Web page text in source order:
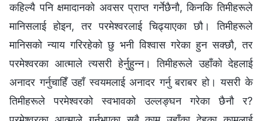
कहिल्यै पनि क्षमादानको अवसर प्राप्‍त गर्नेछैनौ, किनकि तिमीहरूले
मानिसलाई होइन, तर परमेश्‍वरलाई चिढ्याएका छौ। तिमीहरूले
मानिसको न्याय गरिरहेको छु भनी विश्‍वास गरेका हुन सक्छौ, तर
परमेश्‍वरका आत्माले त्यसरी हेर्नुहुन्‍न। तिमीहरूले उहाँको देहलाई
अनादर गर्नुचाहिँ उहाँ स्वयमलाई अनादर गर्नु बराबर हो। यसरी के
तिमीहरूले परमेश्‍वरको स्वभावको उल्‍लङ्घन गरेका छैनौ र?